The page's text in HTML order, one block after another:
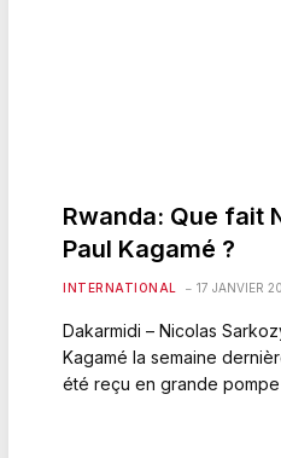
Rwanda: Que fait
Paul Kagamé ?
INTERNATIONAL 17 JANVIER
Dakarmidi – Nicolas
Kagamé la semaine
été reçu en grande